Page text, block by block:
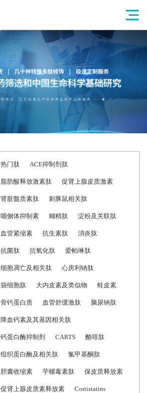
热门肽 ACE抑制剂肽
脂肪酸释放激素肽 促肾上腺皮质激素
肾脏髓质素肽 刺豚鼠相关肽
咽侧体抑制素 糊精肽 淀粉及关联肽
血管紧缩素 抗生素肽 消炎肽
抗菌肽 抗氧化肽 爱帕琳肽
细胞凋亡及相关肽 心房利钠肽
袋细胞肽 大内皮素及类似物 蛙皮素
骨钙蛋白质 血管舒缓激肽 脑尿钠肽
降血钙素及其基因相关肽
钙蛋白酶抑制剂 CARTS 酪啡肽
组织蛋白酶及相关肽 氯甲基酮肽
胆囊收缩素 芋螺毒素肽 保皮质释放素
促肾上腺皮质素释放素 Cortistatins